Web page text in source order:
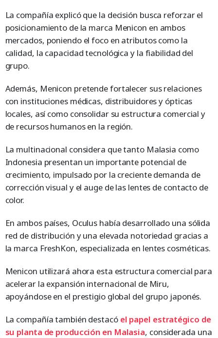
La compañía explicó que la decisión busca reforzar el
posicionamiento de la marca Menicon en ambos
mercados, poniendo el foco en atributos como la
calidad, la capacidad tecnológica y la fiabilidad del
grupo.
Además, Menicon pretende fortalecer sus relaciones
con instituciones médicas, distribuidores y ópticas
locales, así como consolidar su estructura comercial y
de recursos humanos en la región.
La multinacional considera que tanto Malasia como
Indonesia presentan un importante potencial de
crecimiento, impulsado por la creciente demanda de
corrección visual y el auge de las lentes de contacto de
color.
En ambos países, Oculus había desarrollado una sólida
red de distribución y una elevada notoriedad gracias a
la marca FreshKon, especializada en lentes cosméticas.
Menicon utilizará ahora esta estructura comercial para
acelerar la expansión internacional de Miru,
apoyándose en el prestigio global del grupo japonés.
La compañía también destacó el papel estratégico de
su planta de producción en Malasia, considerada una